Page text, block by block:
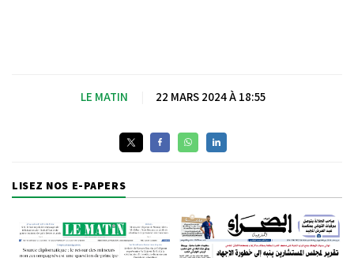
LE MATIN 22 MARS 2024 À 18:55
LISEZ NOS E-PAPERS